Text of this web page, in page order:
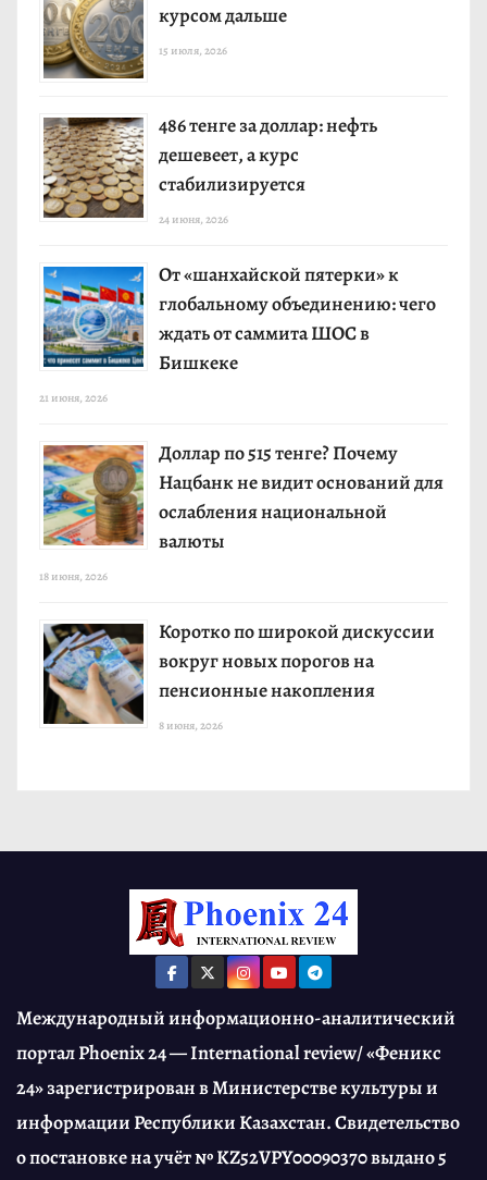
курсом дальше
15 июля, 2026
486 тенге за доллар: нефть
дешевеет, а курс
стабилизируется
24 июня, 2026
От «шанхайской пятерки» к
глобальному объединению: чего
ждать от саммита ШОС в
Бишкеке
21 июня, 2026
Доллар по 515 тенге? Почему
Нацбанк не видит оснований для
ослабления национальной
валюты
18 июня, 2026
Коротко по широкой дискуссии
вокруг новых порогов на
пенсионные накопления
8 июня, 2026
Международный информационно-аналитический
портал Phoenix 24 — International review/ «Феникс
24» зарегистрирован в Министерстве культуры и
информации Республики Казахстан. Свидетельство
о постановке на учёт № KZ52VPY00090370 выдано 5